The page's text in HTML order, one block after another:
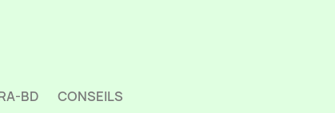
BD CONSEILS